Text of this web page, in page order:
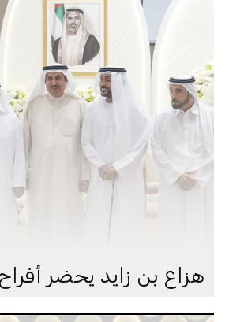
هزاع بن زايد يحضر